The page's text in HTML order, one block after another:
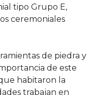
tipo Grupo E,
ceremoniales
de piedra y
de este
habitaron la
trabajan en